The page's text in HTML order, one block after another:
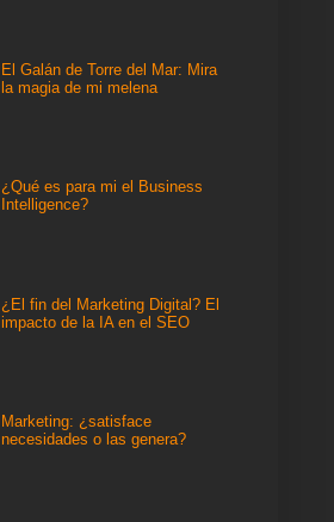
El Galán de Torre del Mar: Mira
la magia de mi melena
¿Qué es para mi el Business
Intelligence?
¿El fin del Marketing Digital? El
impacto de la IA en el SEO
Marketing: ¿satisface
necesidades o las genera?